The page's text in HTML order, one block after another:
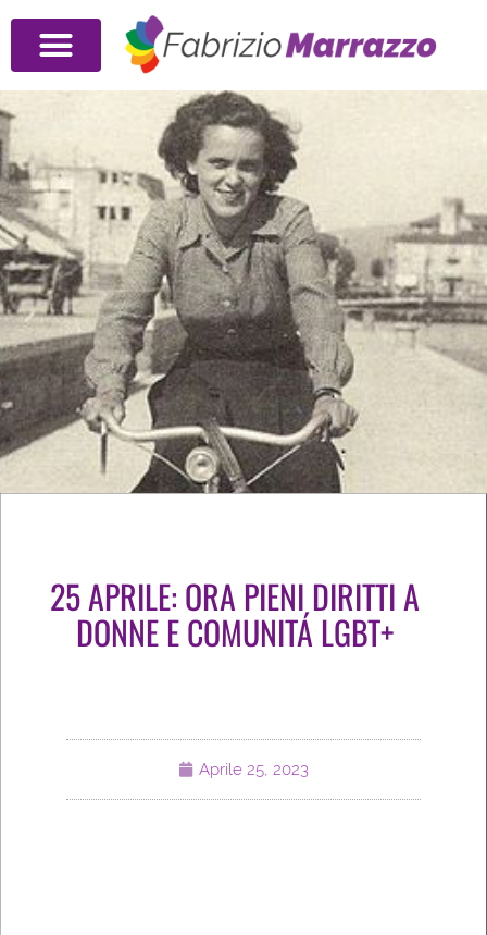
25 APRILE: ORA PIENI DIRITTI A
DONNE E COMUNITÁ LGBT+
Aprile 25, 2023